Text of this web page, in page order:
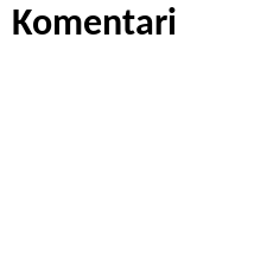
Komentari